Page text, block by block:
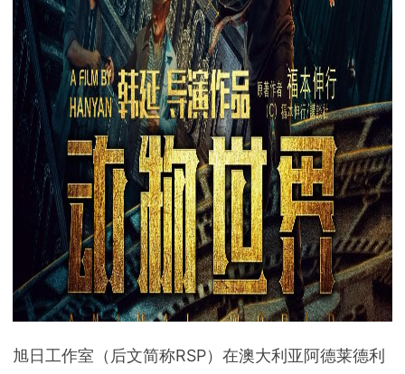
旭日工作室（后文简称RSP）在澳大利亚阿德莱德利